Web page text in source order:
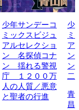
少年サンデーコ
ミックスビジュ
アルセレクショ
ン 名探偵コナ
ン 揺れる警視
庁 １２００万
人の人質／悪意
と聖者の行進
少
ミ
ア
ン
ン
二
青
昌